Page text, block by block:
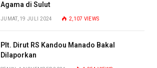
Agama di Sulut
JUMAT, 19 JULI 2024 2,107 VIEWS
Plt. Dirut RS Kandou Manado Bakal
Dilaporkan